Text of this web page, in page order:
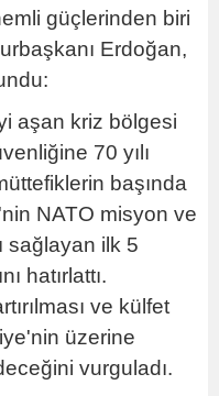
güçlerinden biri
Erdoğan,
aşan kriz bölgesi
70 yılı
başında
NATO misyon ve
sağlayan ilk 5
hatırlattı.
ve külfet
üzerine
vurguladı.